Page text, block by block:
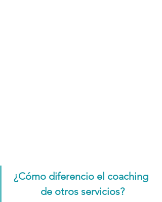
¿Cómo diferencio el coaching
de otros servicios?